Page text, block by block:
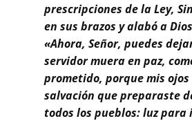
prescripciones de la Ley,
en sus brazos y alabó a
«Ahora, Señor, puedes
servidor muera en paz,
prometido, porque mis
salvación que preparaste
todos los pueblos: luz